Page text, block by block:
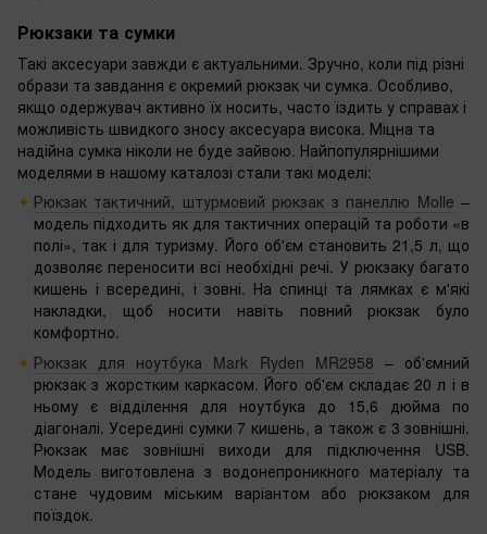
Рюкзаки та сумки
Такі аксесуари завжди є актуальними. Зручно, коли під різні
образи та завдання є окремий рюкзак чи сумка. Особливо,
якщо одержувач активно їх носить, часто їздить у справах і
можливість швидкого зносу аксесуара висока. Міцна та
надійна сумка ніколи не буде зайвою. Найпопулярнішими
моделями в нашому каталозі стали такі моделі:
Рюкзак тактичний, штурмовий рюкзак з панеллю Molle‌ –
модель підходить як для тактичних операцій та роботи «в
полі», так і для туризму. Його об'єм становить 21,5 л, що
дозволяє переносити всі необхідні речі. У рюкзаку багато
кишень і всередині, і зовні. На спинці та лямках є м'які
накладки, щоб носити навіть повний рюкзак було
комфортно.
Рюкзак для ноутбука Mark Ryden MR2958 – об'ємний
рюкзак з жорстким каркасом. Його об'єм складає 20 л і в
ньому є відділення для ноутбука до 15,6 дюйма по
діагоналі. Усередині сумки 7 кишень, а також є 3 зовнішні.
Рюкзак має зовнішні виходи для підключення USB.
Модель виготовлена ​​з водонепроникного матеріалу та
стане чудовим міським варіантом або рюкзаком для
поїздок.